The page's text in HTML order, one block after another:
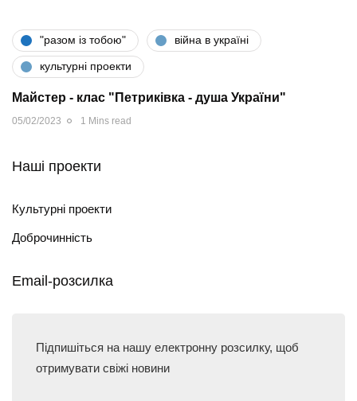
"разом iз тобою" війна в україні
культурні проекти
Майстер - клас "Петриківка - душа України"
05/02/2023 1 Mins read
Наші проекти
Культурні проекти
Доброчинність
Email-розсилка
Підпишіться на нашу електронну розсилку, щоб
отримувати свіжі новини